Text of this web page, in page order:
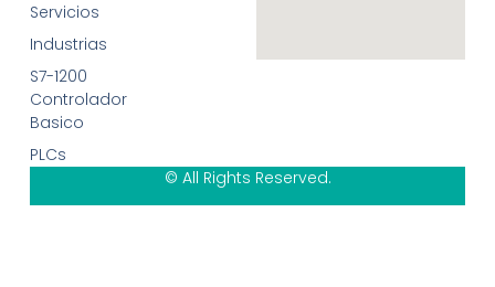
Servicios
Industrias
S7-1200
Controlador
Basico
PLCs
© All Rights Reserved.